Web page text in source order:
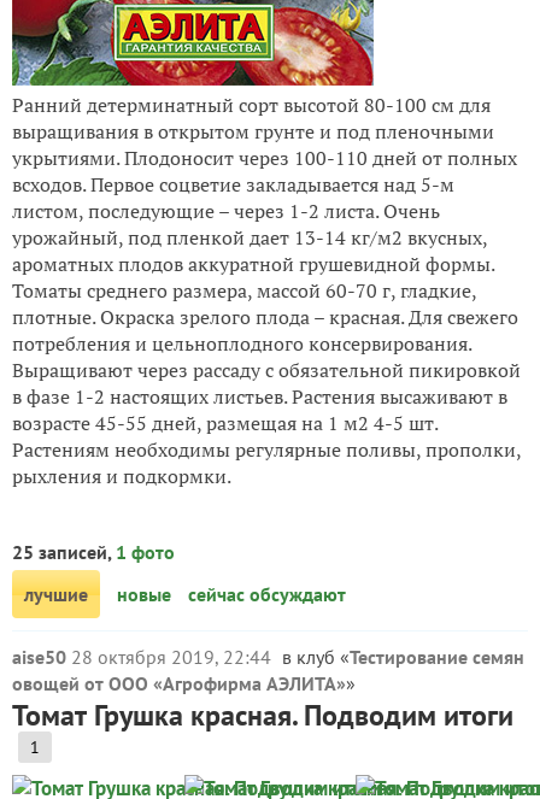
Ранний детерминатный сорт высотой 80-100 см для
выращивания в открытом грунте и под пленочными
укрытиями. Плодоносит через 100-110 дней от полных
всходов. Первое соцветие закладывается над 5-м
листом, последующие – через 1-2 листа. Очень
урожайный, под пленкой дает 13-14 кг/м2 вкусных,
ароматных плодов аккуратной грушевидной формы.
Томаты среднего размера, массой 60-70 г, гладкие,
плотные. Окраска зрелого плода – красная. Для свежего
потребления и цельноплодного консервирования.
Выращивают через рассаду с обязательной пикировкой
в фазе 1-2 настоящих листьев. Растения высаживают в
возрасте 45-55 дней, размещая на 1 м2 4-5 шт.
Растениям необходимы регулярные поливы, прополки,
рыхления и подкормки.
25 записей, 1 фото
лучшие
новые сейчас обсуждают
aise50 28 октября 2019, 22:44 в клуб «Тестирование семян
овощей от ООО «Агрофирма АЭЛИТА»»
Томат Грушка красная. Подводим итоги
1